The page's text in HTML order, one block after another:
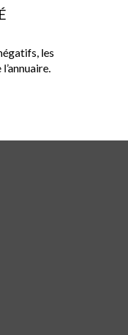
les